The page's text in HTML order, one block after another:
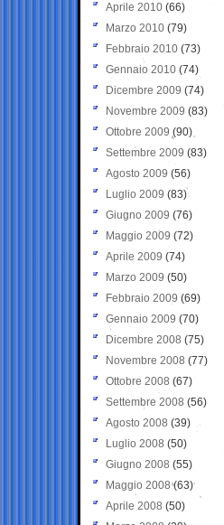
Aprile 2010 (66)
Marzo 2010 (79)
Febbraio 2010 (73)
Gennaio 2010 (74)
Dicembre 2009 (74)
Novembre 2009 (83)
Ottobre 2009 (90)
Settembre 2009 (83)
Agosto 2009 (56)
Luglio 2009 (83)
Giugno 2009 (76)
Maggio 2009 (72)
Aprile 2009 (74)
Marzo 2009 (50)
Febbraio 2009 (69)
Gennaio 2009 (70)
Dicembre 2008 (75)
Novembre 2008 (77)
Ottobre 2008 (67)
Settembre 2008 (56)
Agosto 2008 (39)
Luglio 2008 (50)
Giugno 2008 (55)
Maggio 2008(63)
Aprile 2008 (50)